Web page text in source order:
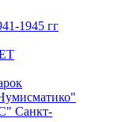
1945 гг
Санкт-